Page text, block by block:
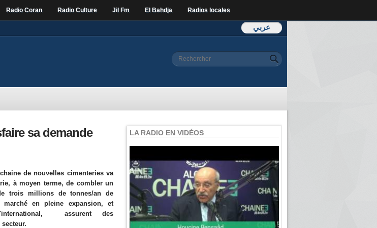
Radio Coran Radio Culture Jil Fm El Bahdja Radios locales
عربي
Formulaire de
Rechercher
sa demande
de nouvelles cimenteries va
à moyen terme, de combler un
trois millions de tonnes/an de
en pleine expansion, et
assurent des
LA RADIO EN VIDÉOS